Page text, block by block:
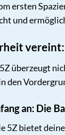
ersten
und
vereint:
überzeugt
den
an: Die
5Z bietet